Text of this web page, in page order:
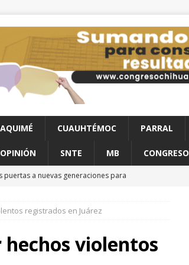
CUAUHTÉMOC PARRAL
OPINIÓN SNTE MB CONGRESO
puertas a nuevas generaciones para
la unidad en el PAN: Rafa Loera
Jáuregui la importancia de atender las colonias
registrados en Juárez
violentos